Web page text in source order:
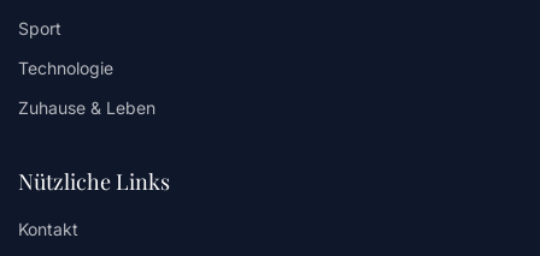
Sport
Technologie
Zuhause & Leben
Nützliche Links
Kontakt